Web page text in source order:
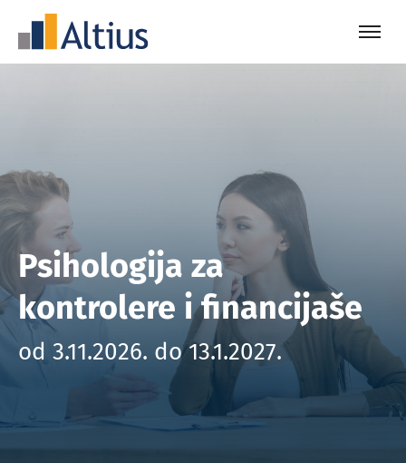
Psihologija za
kontrolere i financijaše
od 3.11.2026. do 13.1.2027.